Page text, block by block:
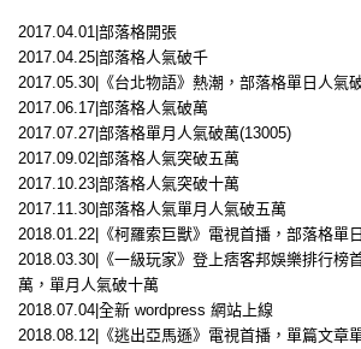
2017.04.01|部落格開張
2017.04.25|部落格人氣破千
2017.05.30|《台北物語》熱潮，部落格單日人氣
2017.06.17|部落格人氣破萬
2017.07.27|部落格單月人氣破萬(13005)
2017.09.02|部落格人氣突破五萬
2017.10.23|部落格人氣突破十萬
2017.11.30|部落格人氣單月人氣破五萬
2018.01.22|《柯羅索巨獸》電視首播，部落格單
2018.03.30|《一級玩家》登上痞客邦娛樂排行榜
萬，單月人氣破十萬
2018.07.04|全新 wordpress 網站上線
2018.08.12|《逃出亞馬遜》電視首播，單篇文章